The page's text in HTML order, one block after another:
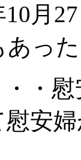
月
あっ
・
安